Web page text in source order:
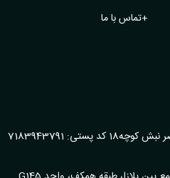
+تماس با ما
پستی: 7183943791